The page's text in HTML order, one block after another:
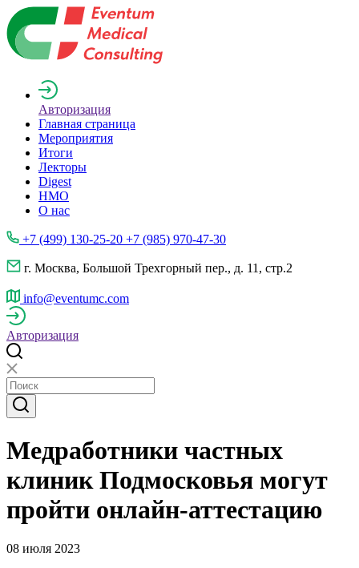
Авторизация
Главная страница
Мероприятия
Итоги
Лекторы
Digest
НМО
О нас
+7 (499) 130-25-20 +7 (985) 970-47-30
г. Москва, Большой Трехгорный пер., д. 11, стр.2
info@eventumc.com
Авторизация
Медработники частных
клиник Подмосковья могут
пройти онлайн-аттестацию
08 июля 2023